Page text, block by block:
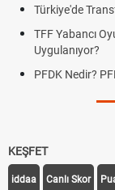
Türkiye'de
TFF Yabancı
Uygulanıyor?
PFDK Nedir?
KEŞFET
iddaa Canlı Skor